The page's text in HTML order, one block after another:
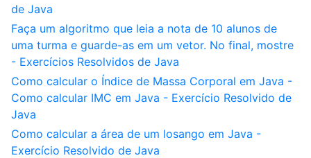
de Java
Faça um algoritmo que leia a nota de 10 alunos de
uma turma e guarde-as em um vetor. No final, mostre
- Exercícios Resolvidos de Java
Como calcular o Índice de Massa Corporal em Java -
Como calcular IMC em Java - Exercício Resolvido de
Java
Como calcular a área de um losango em Java -
Exercício Resolvido de Java